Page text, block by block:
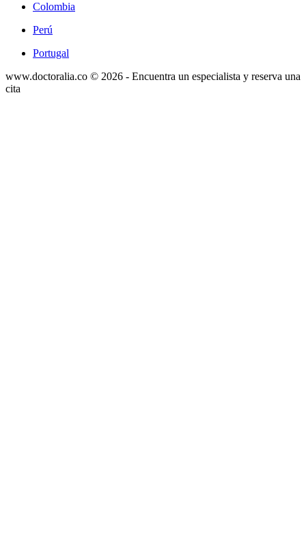
Colombia
Perú
Portugal
www.doctoralia.co © 2026 - Encuentra un especialista y reserva una
cita